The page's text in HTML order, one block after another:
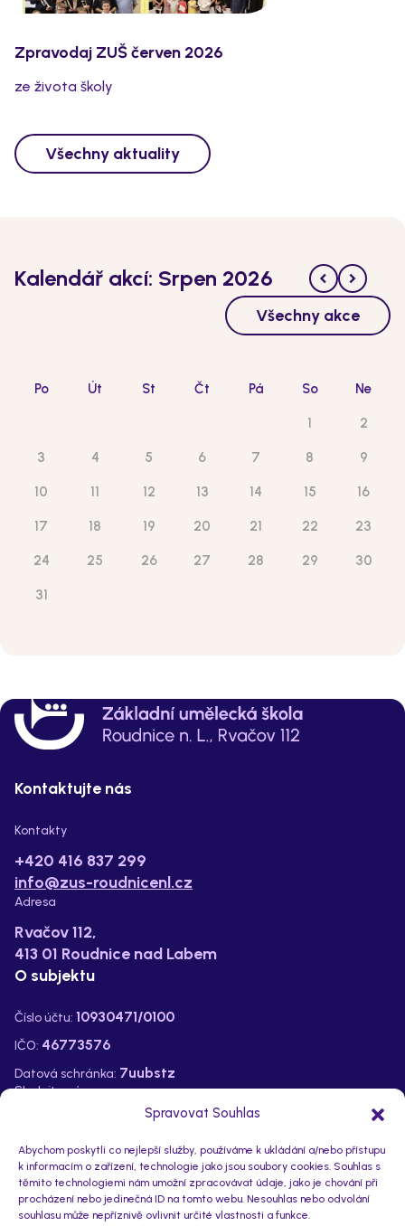
Spravovat Souhlas
Abychom poskytli co nejlepší služby, používáme k ukládání a/nebo přístupu
k informacím o zařízení, technologie jako jsou soubory cookies. Souhlas s
těmito technologiemi nám umožní zpracovávat údaje, jako je chování při
procházení nebo jedinečná ID na tomto webu. Nesouhlas nebo odvolání
souhlasu může nepříznivě ovlivnit určité vlastnosti a funkce.
Zpravodaj ZUŠ červen 2026
ze života školy
Všechny aktuality
Kalendář akcí: Srpen 2026
Všechny akce
Po Út St Čt Pá So Ne
1 2
3 4 5 6 7 8 9
10 11 12 13 14 15 16
17 18 19 20 21 22 23
24 25 26 27 28 29 30
31
Sledujte nás na:
Kontaktujte nás
Kontakty
+420 416 837 299
info@zus-roudnicenl.cz
Adresa
Rvačov 112,
413 01 Roudnice nad Labem
O subjektu
Číslo účtu: 10930471/0100
IČO: 46773576
Datová schránka: 7uubstz